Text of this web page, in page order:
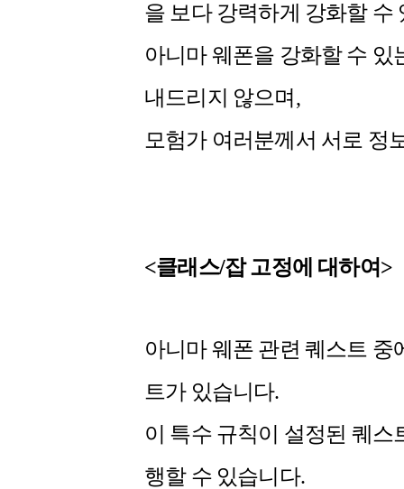
을 보다 강력하게 강화할 수
아니마 웨폰을 강화할 수
내드리지 않으며,
모험가 여러분께서 서로 정
<클래스/잡 고정에 대하여>
아니마 웨폰 관련 퀘스트
트가 있습니다.
이 특수 규칙이 설정된 퀘
행할 수 있습니다.